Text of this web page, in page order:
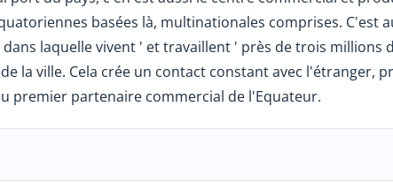
basées là, multinationales comprises. C'est
laquelle vivent ' et travaillent ' près de trois millions
la ville. Cela crée un contact constant avec l'étranger,
premier partenaire commercial de l'Equateur.